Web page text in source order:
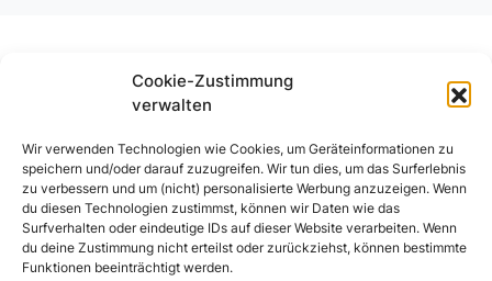
Cookie-Zustimmung
verwalten
Wir verwenden Technologien wie Cookies, um Geräteinformationen zu
speichern und/oder darauf zuzugreifen. Wir tun dies, um das Surferlebnis
zu verbessern und um (nicht) personalisierte Werbung anzuzeigen. Wenn
du diesen Technologien zustimmst, können wir Daten wie das
Surfverhalten oder eindeutige IDs auf dieser Website verarbeiten. Wenn
du deine Zustimmung nicht erteilst oder zurückziehst, können bestimmte
Funktionen beeinträchtigt werden.